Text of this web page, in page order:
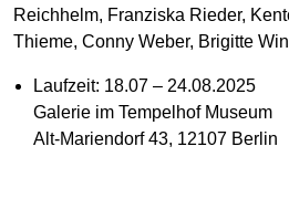
Reichhelm, Franziska Rieder,
Thieme, Conny Weber, Brigitte
Laufzeit: 18.07 – 24.08.2025
Galerie im Tempelhof Museum
Alt-Mariendorf 43, 12107 Berlin